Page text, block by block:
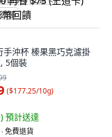
饋
手沖杯 榛果黑巧克濾掛
5個裝
($177.25/10g)
預計送達
免費退貨